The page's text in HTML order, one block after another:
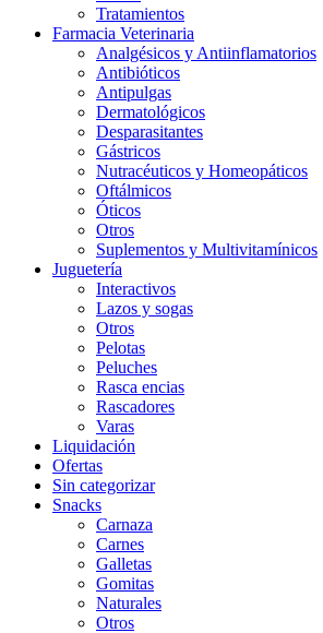
Tratamientos
Farmacia Veterinaria
Analgésicos y Antiinflamatorios
Antibióticos
Antipulgas
Dermatológicos
Desparasitantes
Gástricos
Nutracéuticos y Homeopáticos
Oftálmicos
Óticos
Otros
Suplementos y Multivitamínicos
Juguetería
Interactivos
Lazos y sogas
Otros
Pelotas
Peluches
Rasca encias
Rascadores
Varas
Liquidación
Ofertas
Sin categorizar
Snacks
Carnaza
Carnes
Galletas
Gomitas
Naturales
Otros